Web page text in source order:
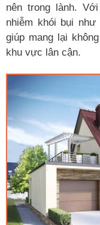
nên trong lành.
nhiễm khói bụi
giúp mang lại
khu vực lân cận.